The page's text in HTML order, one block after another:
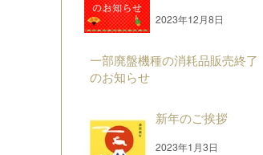
2023年12月8日
一部廃盤機種の消耗品販売終了
のお知らせ
新年のご挨拶
2023年1月3日